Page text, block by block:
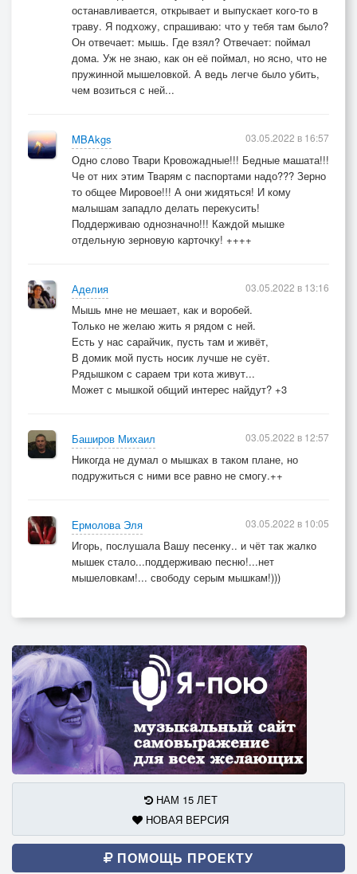
останавливается, открывает и выпускает кого-то в
траву. Я подхожу, спрашиваю: что у тебя там было?
Он отвечает: мышь. Где взял? Отвечает: поймал
дома. Уж не знаю, как он её поймал, но ясно, что не
пружинной мышеловкой. А ведь легче было убить,
чем возиться с ней...
MBAkgs
Одно слово Твари Кровожадные!!! Бедные машата!!!
Че от них этим Тварям с паспортами надо??? Зерно
то общее Мировое!!! А они жидяться! И кому
малышам западло делать перекусить!
Поддерживаю однозначно!!! Каждой мышке
отдельную зерновую карточку! ++++
03.05.2022 в 16:57
Аделия
Мышь мне не мешает, как и воробей.
Только не желаю жить я рядом с ней.
Есть у нас сарайчик, пусть там и живёт,
В домик мой пусть носик лучше не суёт.
Рядышком с сараем три кота живут...
Может с мышкой общий интерес найдут? +3
03.05.2022 в 13:16
Баширов Михаил
Никогда не думал о мышках в таком плане, но
подружиться с ними все равно не смогу.++
03.05.2022 в 12:57
Ермолова Эля
Игорь, послушала Вашу песенку.. и чёт так жалко
мышек стало...поддерживаю песню!...нет
мышеловкам!... свободу серым мышкам!)))
03.05.2022 в 10:05
НАМ 15 ЛЕТ
НОВАЯ ВЕРСИЯ
ПОМОЩЬ ПРОЕКТУ